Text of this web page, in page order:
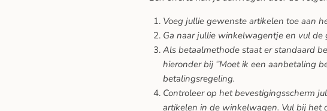
Voeg jullie gewenste artikelen toe aan
Ga naar jullie winkelwagentje en vul de
Als betaalmethode staat er standaard
hieronder bij ‘’Moet ik een aanbetaling
betalingsregeling.
Controleer op het bevestigingsscherm
artikelen in de winkelwagen. Vul bij het